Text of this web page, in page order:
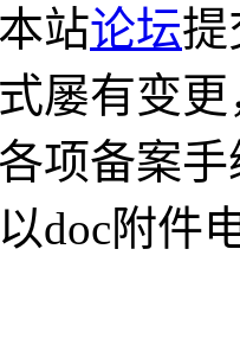
站论坛提
屡有变
项备案
doc附件